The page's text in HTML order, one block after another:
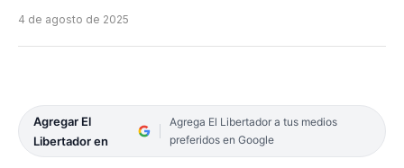
4 de agosto de 2025
Agregar El
Libertador en
Agrega El Libertador a tus medios
preferidos en Google